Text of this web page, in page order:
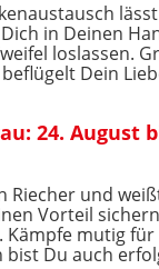
in Deinen
loslassen.
Dein
24. August
Riecher und
Vorteil
mutig für
bist Du auch